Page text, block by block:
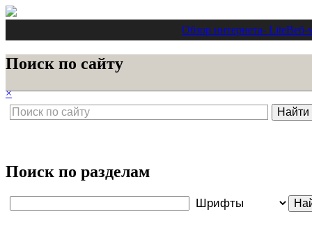
Обзор интернета- LiteВеб-
Поиск по сайту
×
Поиск по разделам